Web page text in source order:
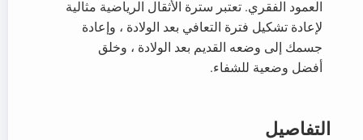
العمود الفقري. تعتبر سترة الأثقال الرياضية مثالية
لإعادة تشكيل فترة التعافي بعد الولادة ، وإعادة
جسمك إلى وضعه القديم بعد الولادة ، وخلق
أفضل وضعية للشفاء.
التفاصيل